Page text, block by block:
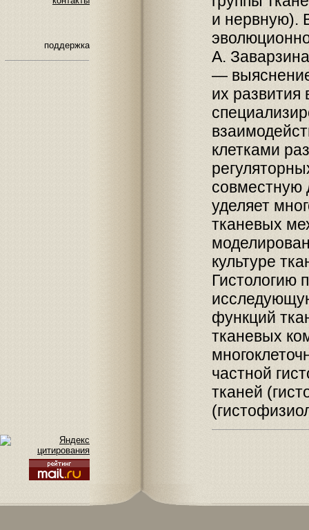
поддержка
и нервную).
А.
—
их развития
клетками
совместную
уделяет
тканевых
культуре
Гистологию
функций
тканевых
частной
тканей